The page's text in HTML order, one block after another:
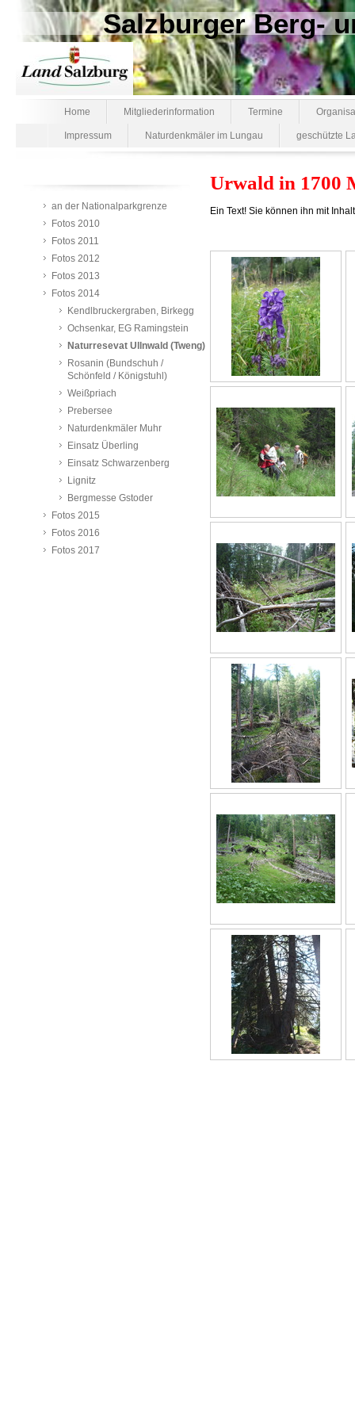
Salzburger Berg-
Home Mitgliederinformation Termine
Impressum Naturdenkmäler im Lungau geschützte
an der Nationalparkgrenze
Fotos 2010
Fotos 2011
Fotos 2012
Fotos 2013
Fotos 2014
Kendlbruckergraben, Birkegg
Ochsenkar, EG Ramingstein
Naturresevat Ullnwald (Tweng)
Rosanin (Bundschuh /
Schönfeld / Königstuhl)
Weißpriach
Prebersee
Naturdenkmäler Muhr
Einsatz Überling
Einsatz Schwarzenberg
Lignitz
Bergmesse Gstoder
Fotos 2015
Fotos 2016
Fotos 2017
Urwald in 1700
Ein Text! Sie können ihn mit